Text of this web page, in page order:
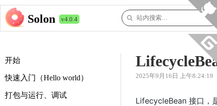
Solon v4.0.4
开始
快速入门（Hello world）
打包与运行、调试
2025年9月16日 上午8:24:19
LifecycleBean 接口，